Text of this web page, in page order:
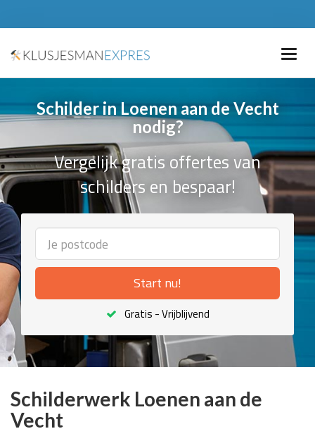
Schilder in Loenen aan de Vecht
nodig?
Vergelijk gratis offertes van
schilders en bespaar!
Start nu!
Gratis - Vrijblijvend
Schilderwerk Loenen aan de
Vecht